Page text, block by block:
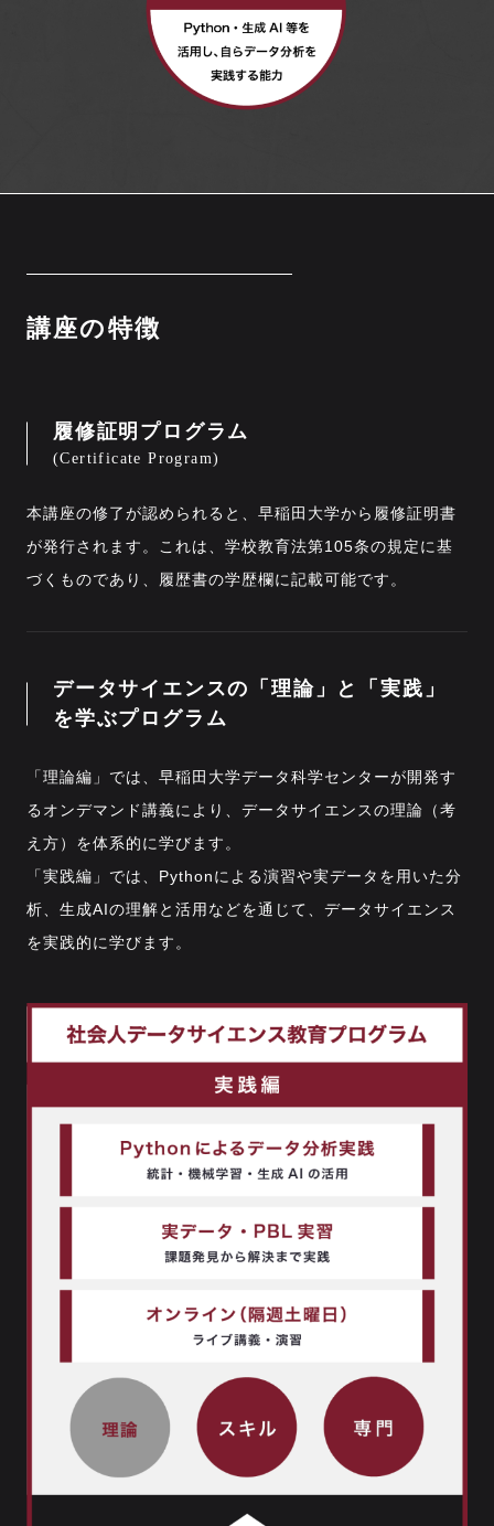
講座の特徴
履修証明プログラム
(Certificate Program)
本講座の修了が認められると、早稲田大学から履修証明書
が発行されます。これは、学校教育法第105条の規定に基
づくものであり、履歴書の学歴欄に記載可能です。
データサイエンスの 「理論」と「実践」
を学ぶプログラム
「理論編」では、早稲田大学データ科学センターが開発す
るオンデマンド講義により、データサイエンスの理論（考
え方）を体系的に学びます。
「実践編」では、Pythonによる演習や実データを用いた分
析、生成AIの理解と活用などを通じて、データサイエンス
を実践的に学びます。